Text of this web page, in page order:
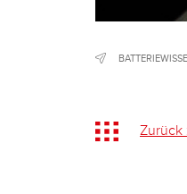
Zurück